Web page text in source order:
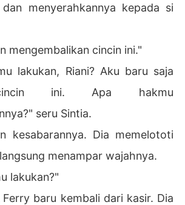
menyerahkannya kepada si
mengembalikan cincin ini."
lakukan, Riani? Aku baru saja
ini. Apa hakmu
seru Sintia.
kesabarannya. Dia memelototi
menampar wajahnya.
lakukan?"
baru kembali dari kasir. Dia